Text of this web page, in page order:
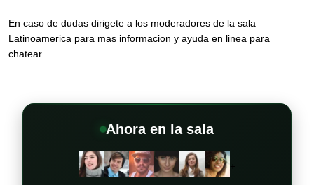
En caso de dudas dirigete a los moderadores de la sala
Latinoamerica para mas informacion y ayuda en linea para
chatear.
Ahora en la sala